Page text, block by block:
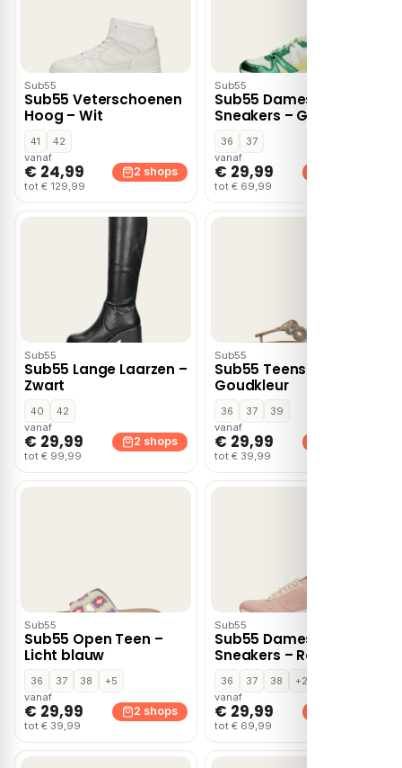
Sub55
Sub55 Veterschoenen
Hoog – Wit
41
42
vanaf
€ 24,99
tot € 129,99
2 shops
Sub55
Sub55 Dames
Sneakers – Groen
36
37
vanaf
€ 29,99
tot € 69,99
Sub55
Sub55 Lange Laarzen –
Zwart
40
42
vanaf
€ 29,99
tot € 99,99
2 shops
Sub55
Sub55 Teenslippers –
Goudkleur
36 37
39
vanaf
€ 29,99
tot € 39,99
Sub55
Sub55 Open Teen –
Licht blauw
36 37 38
+5
vanaf
€ 29,99
tot € 39,99
2 shops
Sub55
Sub55 Dames
Sneakers – Roze
36 37 38
+2
vanaf
€ 29,99
tot € 69,99